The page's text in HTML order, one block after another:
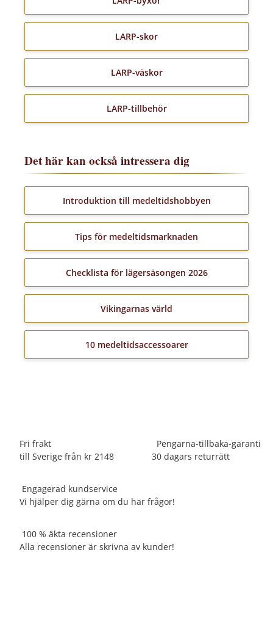
LARP-skor
LARP-väskor
LARP-tillbehör
Det här kan också intressera dig
Introduktion till medeltidshobbyen
Tips för medeltidsmarknaden
Checklista för lägersäsongen 2026
Vikingarnas värld
10 medeltidsaccessoarer
Fri frakt
till Sverige från kr 2148
Pengarna-tillbaka-garanti
30 dagars returrätt
Engagerad kundservice
Vi hjälper dig gärna om du har frågor!
100 % äkta recensioner
Alla recensioner är skrivna av kunder!